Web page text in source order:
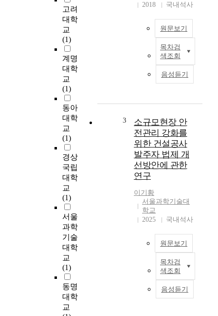
고려
대학
교
(1)
계명
대학
교
(1)
동아
대학
교
(1)
경상
국립
대학
교
(1)
서울
과학
기술
대학
교
(1)
동명
대학
교
T
2018
국내석사
원문보기
목차검
색조회
음성듣기
3
소규모현장 안
전관리 강화를
위한 건설공사
발주자 법제 개
선방안에 관한
연구
이기황
서울과학기술대
학교
2025
국내석사
원문보기
목차검
색조회
음성듣기